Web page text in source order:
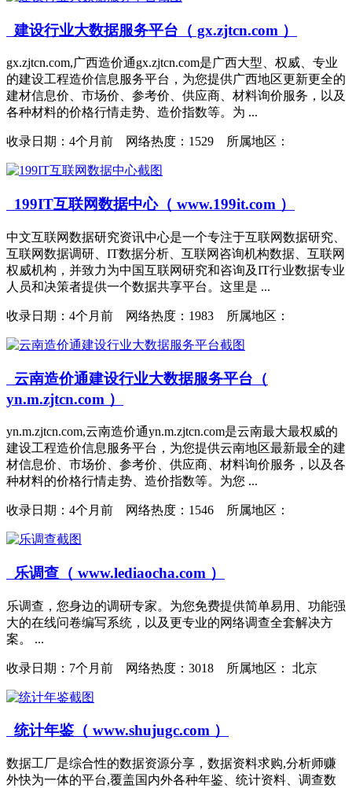
建设行业大数据服务平台（ gx.zjtcn.com ）
gx.zjtcn.com,广西造价通gx.zjtcn.com是广西大型、权威、专业
的建设工程造价信息服务平台，为您提供广西地区更新更全的
建材信息价、市场价、参考价、供应商、材料询价服务，以及
各种材料的价格行情走势、造价指数等。为 ...
收录日期： 4个月前 网络热度：1529 所属地区：
199IT互联网数据中心（ www.199it.com ）
中文互联网数据研究资讯中心是一个专注于互联网数据研究、
互联网数据调研、IT数据分析、互联网咨询机构数据、互联网
权威机构，并致力为中国互联网研究和咨询及IT行业数据专业
人员和决策者提供一个数据共享平台。这里是 ...
收录日期： 4个月前 网络热度：1983 所属地区：
云南造价通建设行业大数据服务平台（
yn.m.zjtcn.com ）
yn.m.zjtcn.com,云南造价通yn.m.zjtcn.com是云南最大最权威的
建设工程造价信息服务平台，为您提供云南地区最新最全的建
材信息价、市场价、参考价、供应商、材料询价服务，以及各
种材料的价格行情走势、造价指数等。为您 ...
收录日期： 4个月前 网络热度：1546 所属地区：
乐调查（ www.lediaocha.com ）
乐调查，您身边的调研专家。为您免费提供简单易用、功能强
大的在线问卷编写系统，以及更专业的网络调查全套解决方
案。 ...
收录日期： 7个月前 网络热度：3018 所属地区： 北京
统计年鉴（ www.shujugc.com ）
数据工厂是综合性的数据资源分享，数据资料求购,分析师赚
外快为一体的平台,覆盖国内外各种年鉴、统计资料、调查数